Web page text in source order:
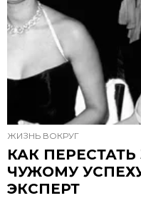
ЖИЗНЬ ВОКРУГ
КАК
ЧУЖОМУ
ЭКСПЕРТ